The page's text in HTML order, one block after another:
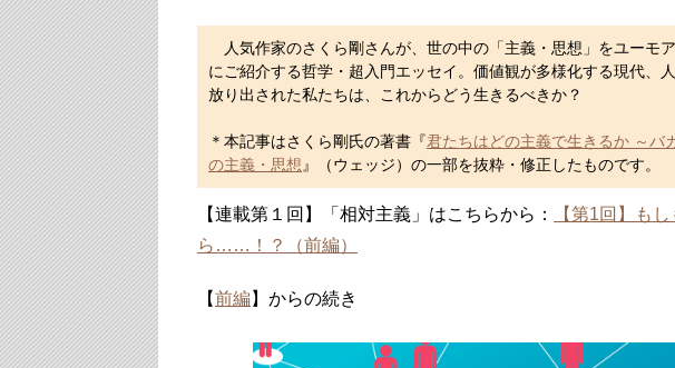
人気作家のさくら剛さんが、世の中の「主義・思想」をユーモ
にご紹介する哲学・超入門エッセイ。価値観が多様化する現代、
放り出された私たちは、これからどう生きるべきか？
＊本記事はさくら剛氏の著書『君たちはどの主義で生きるか ～バ
の主義・思想 』（ウェッジ）の一部を抜粋・修正したものです。
【連載第１回】「相対主義」はこちらから：
【第1回】も
ら……！？（前編）
【前編 】からの続き